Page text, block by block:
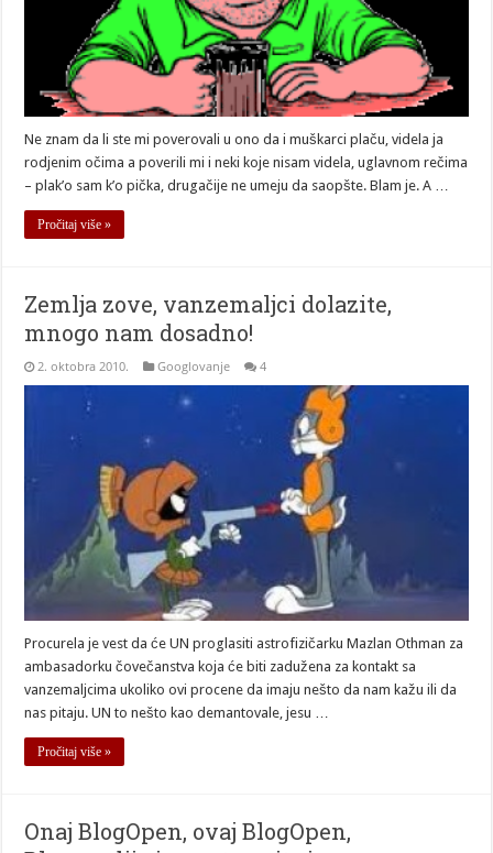
Ne znam da li ste mi poverovali u ono da i muškarci plaču, videla ja
rodjenim očima a poverili mi i neki koje nisam videla, uglavnom rečima
– plak’o sam k’o pička, drugačije ne umeju da saopšte. Blam je. A …
Pročitaj više »
Zemlja zove, vanzemaljci dolazite,
mnogo nam dosadno!
2. oktobra 2010. Googlovanje 4
Procurela je vest da će UN proglasiti astrofizičarku Mazlan Othman za
ambasadorku čovečanstva koja će biti zadužena za kontakt sa
vanzemaljcima ukoliko ovi procene da imaju nešto da nam kažu ili da
nas pitaju. UN to nešto kao demantovale, jesu …
Pročitaj više »
Onaj BlogOpen, ovaj BlogOpen,